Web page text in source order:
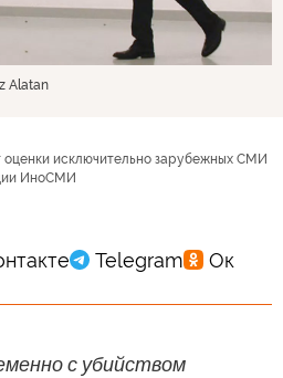
Alatan
исключительно зарубежных СМИ
ИноСМИ
с убийством